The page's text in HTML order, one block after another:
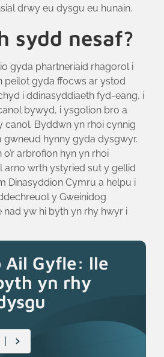
drwy eu dysgu eu hunain.
sydd nesaf?
gyda phartneriaid rhagorol i
gyda ffocws ar ystod
i ddinasyddiaeth fyd-eang, i
bywyd, i ysgolion bro a
canol. Byddwn yn rhoi cynnig
gwneud hynny gyda dysgwyr.
arbrofion hyn yn rhoi
arno wrth ystyried sut y gellid
Dinasyddion Cymru a helpu i
y Gweinidog
nad yw hi byth yn rhy hwyr i
Ail Gyfle: lle
yn rhy